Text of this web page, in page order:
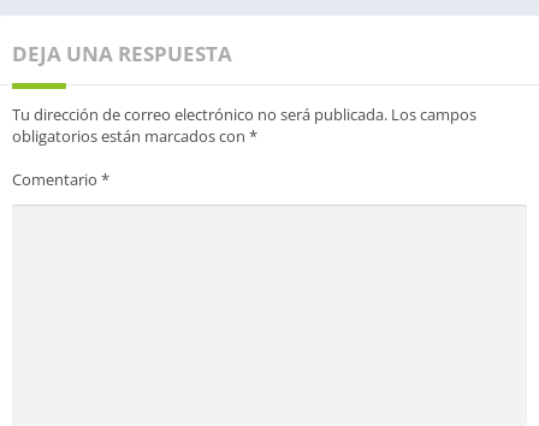
DEJA UNA RESPUESTA
Tu dirección de correo electrónico no será publicada. Los campos
obligatorios están marcados con *
Comentario *